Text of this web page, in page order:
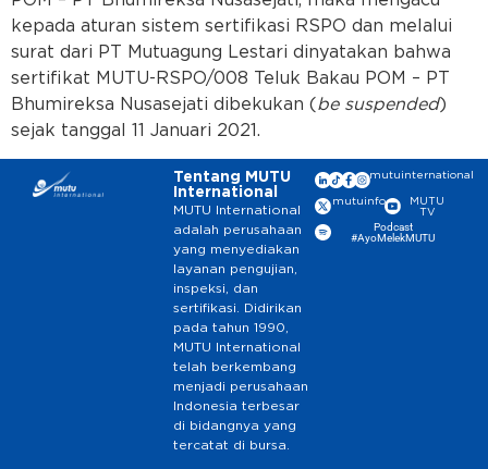
kepada aturan sistem sertifikasi RSPO dan melalui
surat dari PT Mutuagung Lestari dinyatakan bahwa
sertifikat MUTU-RSPO/008 Teluk Bakau POM – PT
Bhumireksa Nusasejati dibekukan (be suspended)
sejak tanggal 11 Januari 2021.
Tentang MUTU
International
MUTU International
adalah perusahaan
yang menyediakan
layanan pengujian,
inspeksi, dan
sertifikasi. Didirikan
pada tahun 1990,
MUTU International
telah berkembang
menjadi perusahaan
Indonesia terbesar
di bidangnya yang
tercatat di bursa.
mutuinternational
mutuinfo
MUTU
TV
Podcast
#AyoMelekMUTU